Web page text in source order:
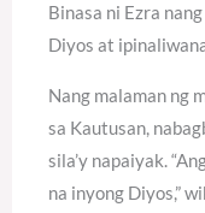
Binasa ni Ezra
Diyos at
Nang malaman ng
sa Kautusan,
sila’y napaiyak.
na inyong Diyos,”